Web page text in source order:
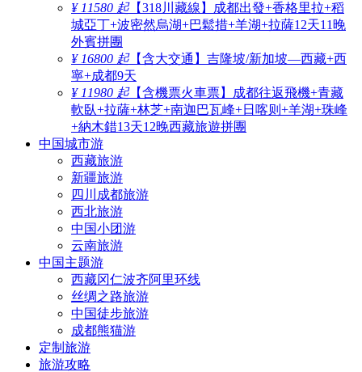
¥ 11580 起【318川藏線】成都出發+香格里拉+稻
城亞丁+波密然烏湖+巴鬆措+羊湖+拉薩12天11晚
外賓拼團
¥ 16800 起【含大交通】吉隆坡/新加坡—西藏+西
寧+成都9天
¥ 11980 起【含機票火車票】成都往返飛機+青藏
軟臥+拉薩+林芝+南迦巴瓦峰+日喀则+羊湖+珠峰
+納木錯13天12晚西藏旅遊拼團
中国城市游
西藏旅游
新疆旅游
四川成都旅游
西北旅游
中国小团游
云南旅游
中国主题游
西藏冈仁波齐阿里环线
丝绸之路旅游
中国徒步旅游
成都熊猫游
定制旅游
旅游攻略